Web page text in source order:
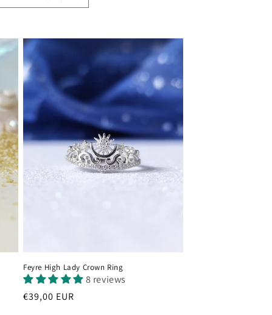
Feyre High Lady Crown Ring
8 reviews
Prezzo
€39,00 EUR